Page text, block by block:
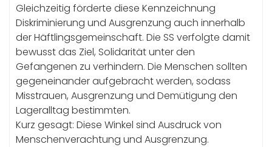
Gleichzeitig förderte diese Kennzeichnung
Diskriminierung und Ausgrenzung auch innerhalb
der Häftlingsgemeinschaft. Die SS verfolgte damit
bewusst das Ziel, Solidarität unter den
Gefangenen zu verhindern. Die Menschen sollten
gegeneinander aufgebracht werden, sodass
Misstrauen, Ausgrenzung und Demütigung den
Lageralltag bestimmten.
Kurz gesagt: Diese Winkel sind Ausdruck von
Menschenverachtung und Ausgrenzung.